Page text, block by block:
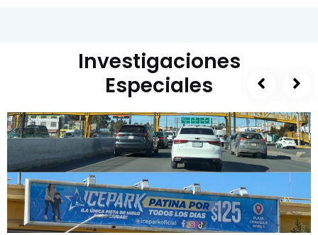
Investigaciones
Especiales